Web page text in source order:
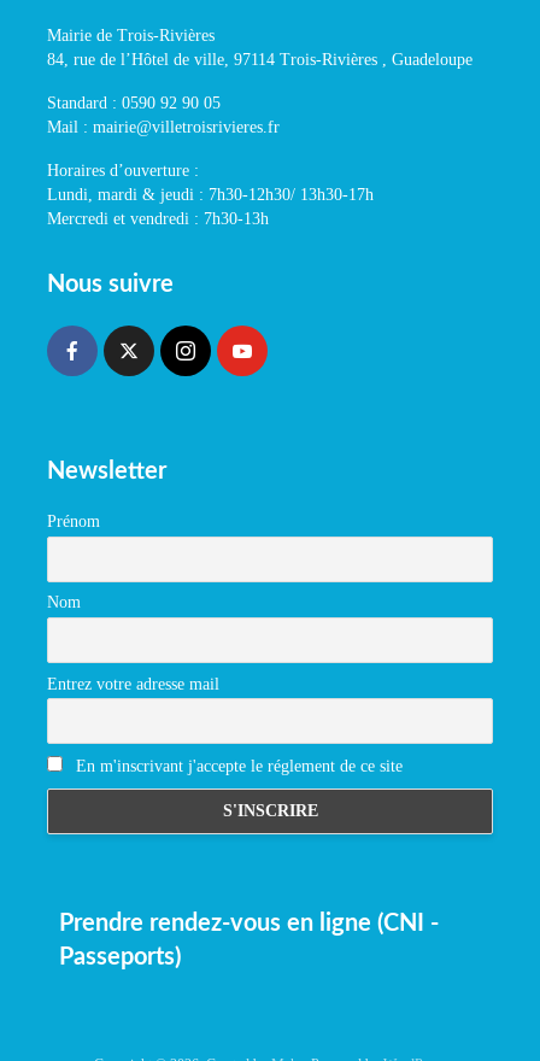
Mairie de Trois-Rivières
84, rue de l’Hôtel de ville, 97114 Trois-Rivières , Guadeloupe
Standard : 0590 92 90 05
Mail : mairie@villetroisrivieres.fr
Horaires d’ouverture :
Lundi, mardi & jeudi : 7h30-12h30/ 13h30-17h
Mercredi et vendredi : 7h30-13h
Nous suivre
Newsletter
Prénom
Nom
Entrez votre adresse mail
En m'inscrivant j'accepte le réglement de ce site
Prendre rendez-vous en ligne (CNI -
Passeports)